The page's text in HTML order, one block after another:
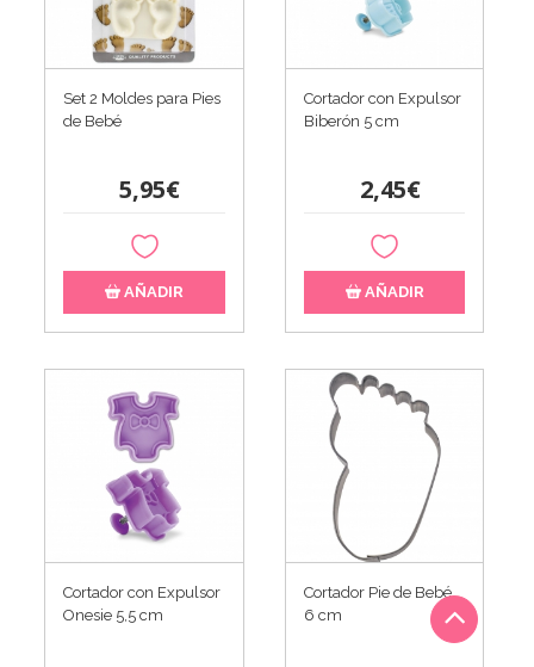
Set 2 Moldes para Pies
de Bebé
5,95€
AÑADIR
Cortador con Expulsor
Biberón 5 cm
2,45€
AÑADIR
Cortador con Expulsor
Onesie 5,5 cm
Cortador Pie de Bebé
6 cm